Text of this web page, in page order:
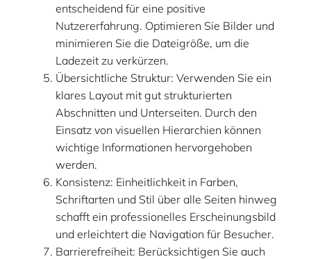
entscheidend für eine positive
Nutzererfahrung. Optimieren Sie Bilder und
minimieren Sie die Dateigröße, um die
Ladezeit zu verkürzen.
Übersichtliche Struktur: Verwenden Sie ein
klares Layout mit gut strukturierten
Abschnitten und Unterseiten. Durch den
Einsatz von visuellen Hierarchien können
wichtige Informationen hervorgehoben
werden.
Konsistenz: Einheitlichkeit in Farben,
Schriftarten und Stil über alle Seiten hinweg
schafft ein professionelles Erscheinungsbild
und erleichtert die Navigation für Besucher.
Barrierefreiheit: Berücksichtigen Sie auch